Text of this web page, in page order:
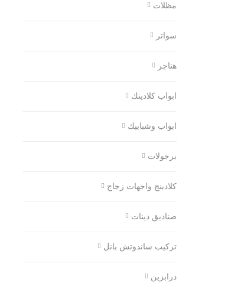
مظلات
سواتر
هناجر
ابواب كلادينك
ابواب وشبابيك
برجولات
كلادينج واجهات زجاج
صناديق دينات
تركيب ساندوتش بانل
درابزين